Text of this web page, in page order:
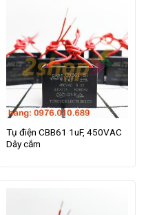
Tụ điện CBB61 1uF, 450VAC
Dây cắm